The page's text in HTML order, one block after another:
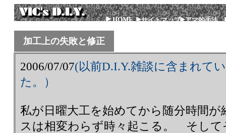
HOME サイトマップ アマ的手法
加工上の失敗と修正
2006/07/07(以前D.I.Y.雑談に含まれて
た。）
私が日曜大工を始めてから随分時間
スは相変わらず時々起こる。 そし